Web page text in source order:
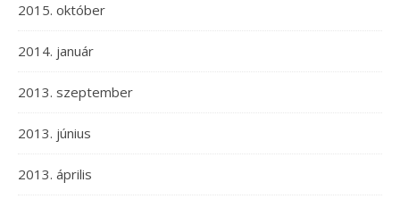
2015. október
2014. január
2013. szeptember
2013. június
2013. április